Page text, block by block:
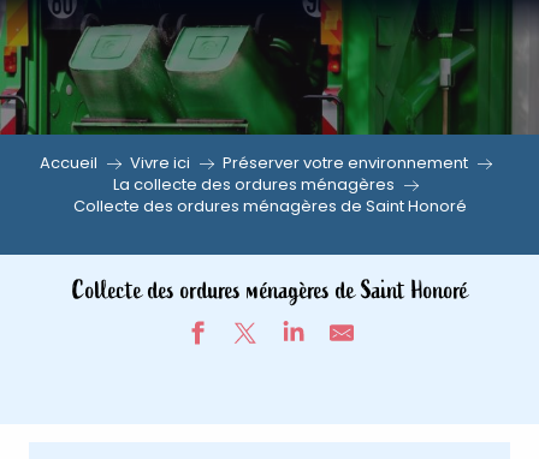
Aller
au
contenu
principal
Accueil Vivre ici
Préserver votre environnement
La collecte des ordures ménagères
Collecte des ordures ménagères de Saint Honoré
Collecte des ordures ménagères de Saint Honoré